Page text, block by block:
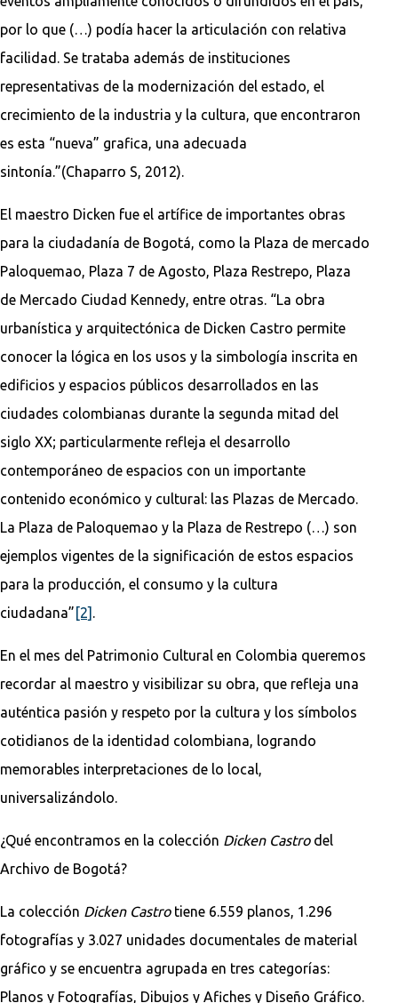
por lo que (…) podía hacer la articulación con relativa
facilidad. Se trataba además de instituciones
representativas de la modernización del estado, el
crecimiento de la industria y la cultura, que encontraron
es esta “nueva” grafica, una adecuada
sintonía.”(Chaparro S, 2012).
El maestro Dicken fue el artífice de importantes obras
para la ciudadanía de Bogotá, como la Plaza de mercado
Paloquemao, Plaza 7 de Agosto, Plaza Restrepo, Plaza
de Mercado Ciudad Kennedy, entre otras. “La obra
urbanística y arquitectónica de Dicken Castro permite
conocer la lógica en los usos y la simbología inscrita en
edificios y espacios públicos desarrollados en las
ciudades colombianas durante la segunda mitad del
siglo XX; particularmente refleja el desarrollo
contemporáneo de espacios con un importante
contenido económico y cultural: las Plazas de Mercado.
La Plaza de Paloquemao y la Plaza de Restrepo (…) son
ejemplos vigentes de la significación de estos espacios
para la producción, el consumo y la cultura
ciudadana” [2] .
En el mes del Patrimonio Cultural en Colombia queremos
recordar al maestro y visibilizar su obra, que refleja una
auténtica pasión y respeto por la cultura y los símbolos
cotidianos de la identidad colombiana, logrando
memorables interpretaciones de lo local,
universalizándolo.
¿Qué encontramos en la colección Dicken Castrodel
Archivo de Bogotá?
La colección Dicken Castrotiene 6.559 planos, 1.296
fotografías y 3.027 unidades documentales de material
gráfico y se encuentra agrupada en tres categorías:
Planos y Fotografías, Dibujos y Afiches y Diseño Gráfico.